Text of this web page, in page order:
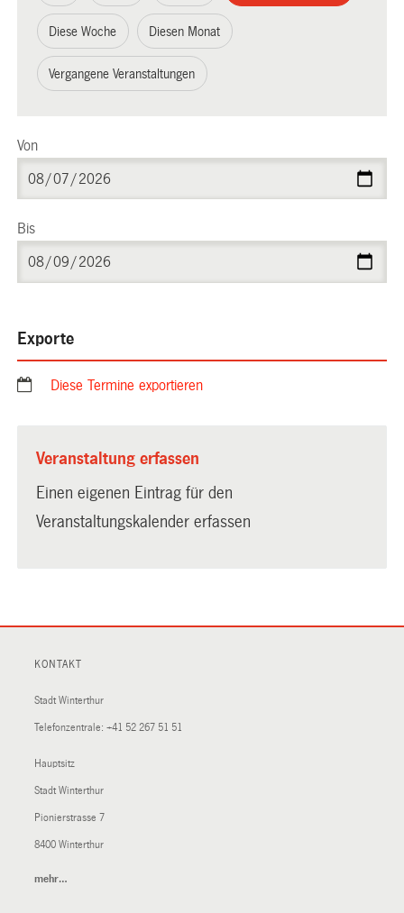
Diese Woche Diesen Monat
Vergangene Veranstaltungen
Von
Bis
Exporte
Diese Termine exportieren
Veranstaltung erfassen
Einen eigenen Eintrag für den
Veranstaltungskalender erfassen
KONTAKT
Stadt Winterthur
Telefonzentrale: +41 52 267 51 51
Hauptsitz
Stadt Winterthur
Pionierstrasse 7
8400 Winterthur
mehr…